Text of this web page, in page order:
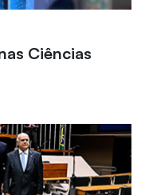
Ciências